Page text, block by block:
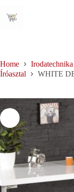
content
Home Irodatechnika
Íróasztal
WHITE